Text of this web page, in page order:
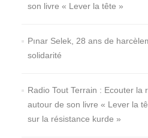
son livre « Lever la tête »
Pınar Selek, 28 ans de
solidarité
Radio Tout Terrain : Ecouter la
autour de son livre « Lever la
sur la résistance kurde »